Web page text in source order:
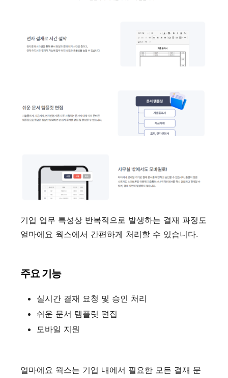
기업 업무 특성상 반복적으로 발생하는 결재 과정도
얼마에요 웍스에서 간편하게 처리할 수 있습니다.
주요 기능
실시간 결재 요청 및 승인 처리
쉬운 문서 템플릿 편집
모바일 지원
얼마에요 웍스는 기업 내에서 필요한 모든 결재 문